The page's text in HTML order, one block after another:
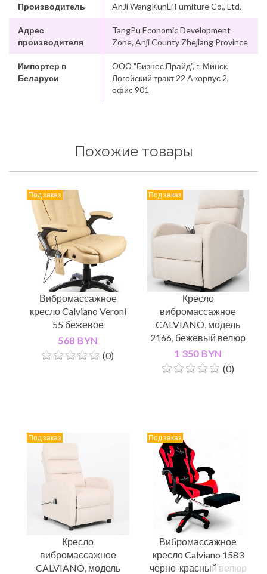
Производитель AnJi WangKunLi Furniture Co., Ltd.
Адрес
производителя
TangPu Economic Development
Zone, Anji County Zhejiang Province
Импортер в
Беларуси
ООО "Бизнес Прайд", г. Минск,
Логойский тракт 22 А корпус 2,
офис 901
Похожие товары
Вибромассажное
кресло Calviano Veroni
55 бежевое
568 BYN
(0)
Под заказ
Кресло
вибромассажное
CALVIANO, модель
2166, бежевый велюр
1 350 BYN
(0)
Под заказ
Кресло
вибромассажное
CALVIANO, модель
Под заказ
Вибромассажное
кресло Calviano 1583
черно-красный велюр
Под заказ